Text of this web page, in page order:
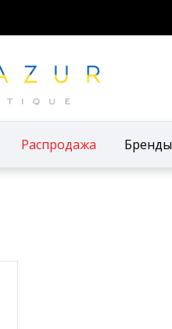
Распродажа Бренды